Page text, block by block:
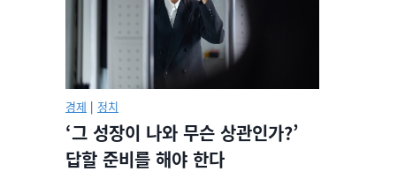
경제 | 정치
‘그 성장이 나와 무슨 상관인가?’
답할 준비를 해야 한다